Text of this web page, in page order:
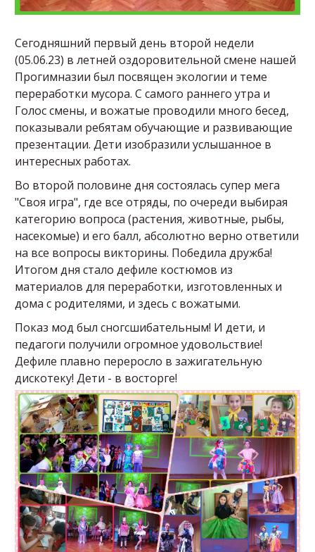
Сегодняшний первый день второй недели
(05.06.23) в летней оздоровительной смене нашей
Прогимназии был посвящен экологии и теме
переработки мусора. С самого раннего утра и
Голос смены, и вожатые проводили много бесед,
показывали ребятам обучающие и развивающие
презентации. Дети изобразили услышанное в
интересных работах.
Во второй половине дня состоялась супер мега
"Своя игра", где все отряды, по очереди выбирая
категорию вопроса (растения, животные, рыбы,
насекомые) и его балл, абсолютно верно ответили
на все вопросы викторины. Победила дружба!
Итогом дня стало дефиле костюмов из
материалов для переработки, изготовленных и
дома с родителями, и здесь с вожатыми.
Показ мод был сногсшибательным! И дети, и
педагоги получили огромное удовольствие!
Дефиле плавно переросло в зажигательную
дискотеку! Дети - в восторге!